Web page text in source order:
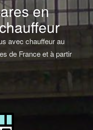
en
avec chauffeur au
de France et à partir